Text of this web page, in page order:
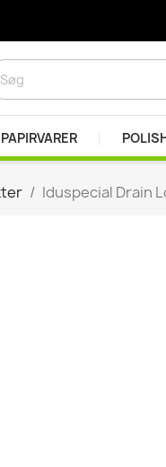
PAPIRVARER
Iduspecial Drain